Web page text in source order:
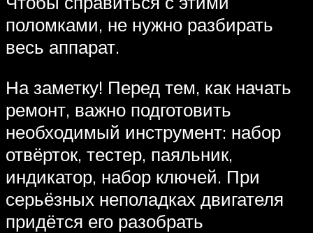
поломками, не нужно разбирать
весь аппарат.
На заметку! Перед тем, как начать
ремонт, важно подготовить
необходимый инструмент: набор
отвёрток, тестер, паяльник,
индикатор, набор ключей. При
серьёзных неполадках двигателя
придётся его разобрать